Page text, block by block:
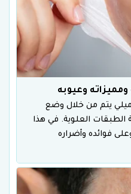
وعيوبه
يتم من خلال وضع
الطبقات العلوية. في هذا
فوائده وأضراره